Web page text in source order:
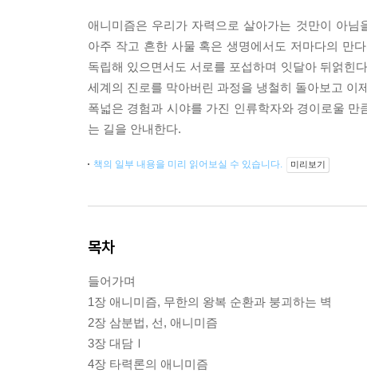
애니미즘은 우리가 자력으로 살아가는 것만이 아
아주 작고 흔한 사물 혹은 생명에서도 저마다의 만
독립해 있으면서도 서로를 포섭하며 잇달아 뒤얽힌
세계의 진로를 막아버린 과정을 냉철히 돌아보고 이
폭넓은 경험과 시야를 가진 인류학자와 경이로울
는 길을 안내한다.
책의 일부 내용을 미리 읽어보실 수 있습니다. 미리보기
목차
들어가며
1장 애니미즘, 무한의 왕복 순환과 붕괴하는 벽
2장 삼분법, 선, 애니미즘
3장 대담Ⅰ
4장 타력론의 애니미즘